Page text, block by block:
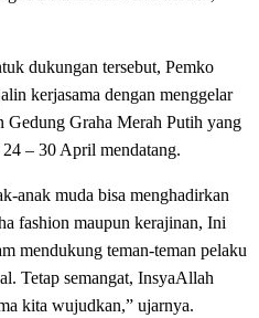
dukungan tersebut, Pemko
kerjasama dengan menggelar
Gedung Graha Merah Putih yang
– 30 April mendatang.
anak muda bisa menghadirkan
fashion maupun kerajinan, Ini
mendukung teman-teman pelaku
Tetap semangat, InsyaAllah
kita wujudkan,” ujarnya.